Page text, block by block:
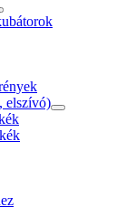
elszívó)